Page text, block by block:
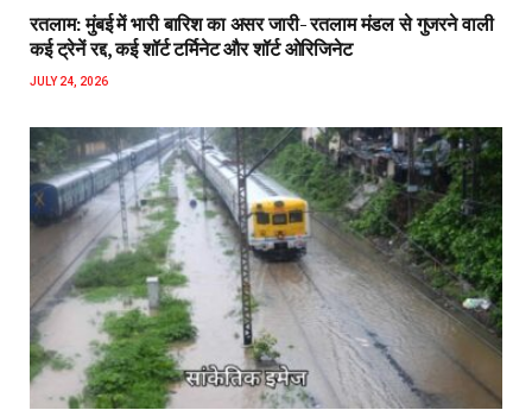
रतलाम: मुंबई में भारी बारिश का असर जारी- रतलाम मंडल से गुजरने वाली
कई ट्रेनें रद्द, कई शॉर्ट टर्मिनेट और शॉर्ट ओरिजिनेट
JULY 24, 2026